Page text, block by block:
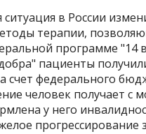
в России
терапии,
программе "14
пациенты
счет федерального
человек получает с
у него
прогрессирование